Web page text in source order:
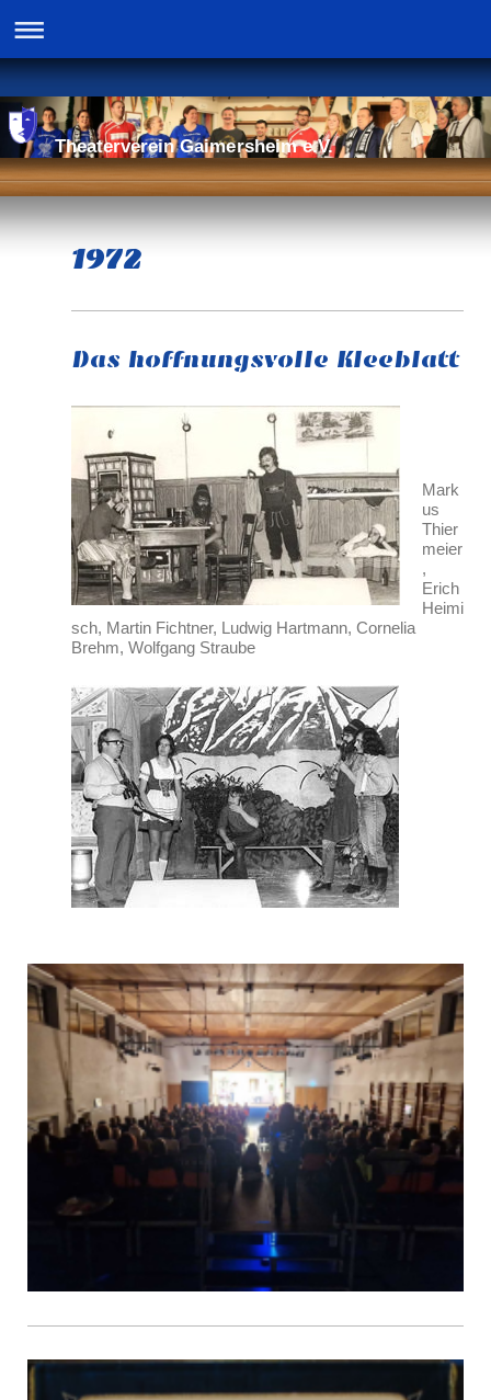
Theaterverein Gaimersheim e.V.
1972
Das hoffnungsvolle Kleeblatt
Mark
us
Thier
meier
,
Erich
Heimi
sch, Martin Fichtner, Ludwig Hartmann, Cornelia
Brehm, Wolfgang Straube